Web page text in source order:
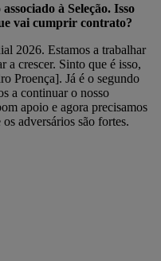
à Seleção. Isso
vai cumprir contrato?
2026. Estamos a trabalhar
a crescer. Sinto que é isso,
Proença]. Já é o segundo
a continuar o nosso
apoio e agora precisamos
adversários são fortes.